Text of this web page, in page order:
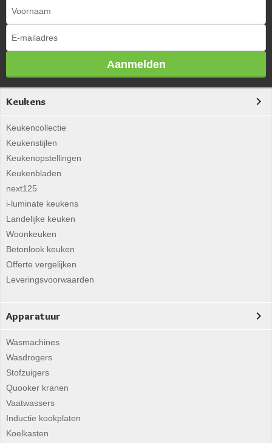
Aanmelden
Keukens
Keukencollectie
Keukenstijlen
Keukenopstellingen
Keukenbladen
next125
i-luminate keukens
Landelijke keuken
Woonkeuken
Betonlook keuken
Offerte vergelijken
Leveringsvoorwaarden
Apparatuur
Wasmachines
Wasdrogers
Stofzuigers
Quooker kranen
Vaatwassers
Inductie kookplaten
Koelkasten